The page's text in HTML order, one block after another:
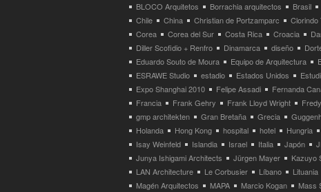
BLOCO Arquitetos
Borrachia arquitectos Brasil
Chile
China Christian de Portzamparc Clorindo
Corea
Corea del Sur Costa Rica Croacia
Diller Scofidio + Renfro
Dinamarca diseño
Eduardo Souto de Moura
Equipo de Arquitectura
ESRAWE Studio
estadio Estados Unidos
Expo Shanghai 2010
Felipe Assadi Fernanda
Francia
Frank Gehry Frank Lloyd Wright
gmp architekten
Gran Bretaña Grecia
Holanda
Hong Kong hospital hotel Hungria
Isay Weinfeld
Islandia Israel Italia Japón
Junya Ishigami Architects
Jürgen Mayer Kazuyo
LAN Architecture
Le Corbusier Líbano Lituania
Magén Arquitectos
MAPA Marcio Kogan Mass